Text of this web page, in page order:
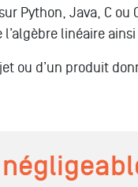
Python, Java, C
linéaire
ou d’un produit